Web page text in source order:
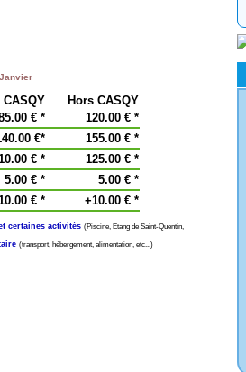
CASQY
Hors CASQY
€ *
120.00 € *
€*
155.00 € *
€ *
125.00 € *
5.00 € *
5.00 € *
€ * +10.00 € *
certaines activités (Piscine, Etang de Saint-Quentin,
(transport, hébergement, alimentation, etc...)